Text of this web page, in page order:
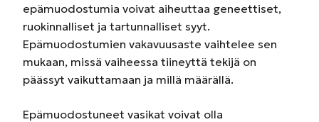
epämuodostumia voivat aiheuttaa geneettiset,
ruokinnalliset ja tartunnalliset syyt.
Epämuodostumien vakavuusaste vaihtelee sen
mukaan, missä vaiheessa tiineyttä tekijä on
päässyt vaikuttamaan ja millä määrällä.
Epämuodostuneet vasikat voivat olla